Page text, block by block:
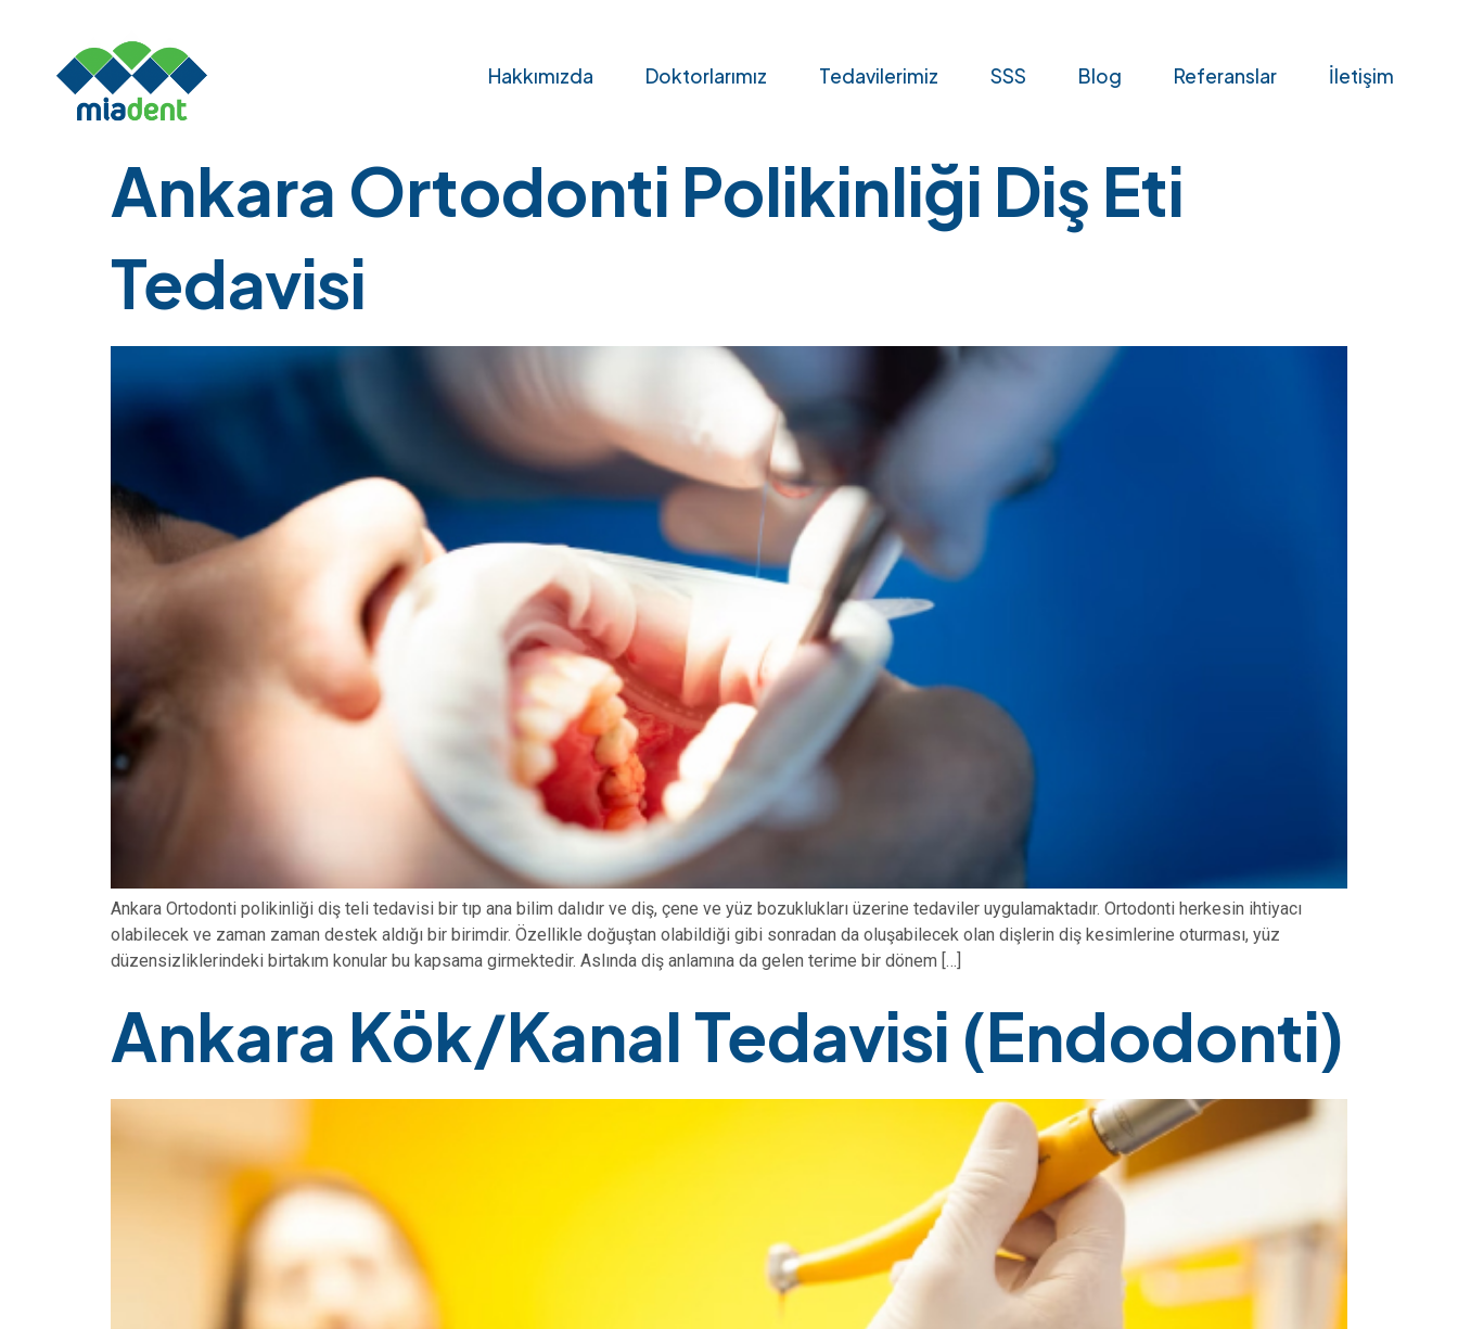
Hakkımızda Doktorlarımız Tedavilerimiz SSS Blog Referanslar İletişim
Kategori: Uncategorized
Ankara Ortodonti Polikinliği Diş Eti
Tedavisi
Ankara Ortodonti polikinliği diş teli tedavisi bir tıp ana bilim dalıdır ve diş, çene ve yüz bozuklukları üzerine tedaviler uygulamaktadır. Ortodonti herkesin ihtiyacı
olabilecek ve zaman zaman destek aldığı bir birimdir. Özellikle doğuştan olabildiği gibi sonradan da oluşabilecek olan dişlerin diş kesimlerine oturması, yüz
düzensizliklerindeki birtakım konular bu kapsama girmektedir. Aslında diş anlamına da gelen terime bir dönem […]
Ankara Kök/Kanal Tedavisi (Endodonti)